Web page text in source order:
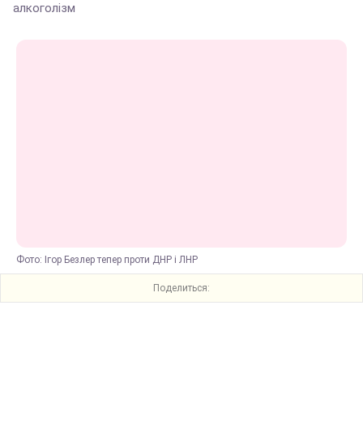
алкоголізм
Фото: Ігор Безлер тепер проти ДНР і ЛНР
Поделиться: